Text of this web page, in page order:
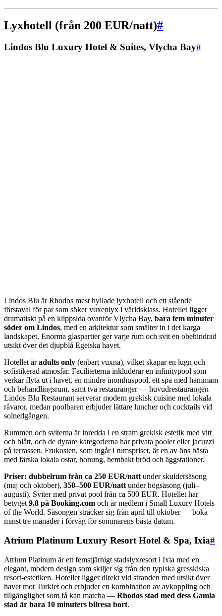
Lyxhotell (från 200 EUR/natt)#
Lindos Blu Luxury Hotel & Suites, Vlycha Bay#
Lindos Blu är Rhodos mest hyllade lyxhotell och ett stående
förstaval för par som söker vuxenlyx i världsklass. Hotellet ligger
dramatiskt på en klippsida ovanför Vlycha Bay, bara fem minuter
söder om Lindos, med en arkitektur som smälter in i det karga
landskapet. Enorma glaspartier ger varje rum och svit en obehindrad
utsikt över det djupblå Egeiska havet.
Hotellet äradults only (enbart vuxna), vilket skapar en lugn och
sofistikerad atmosfär. Faciliteterna inkluderar en infinitypool som
verkar flyta ut i havet, en mindre inomhuspool, ett spa med hammam
och behandlingsrum, samt två restauranger — huvudrestaurangen
Lindos Blu Restaurant serverar modern grekisk cuisine med lokala
råvaror, medan poolbaren erbjuder lättare luncher och cocktails vid
solnedgången.
Rummen och sviterna är inredda i en stram grekisk estetik med vitt
och blått, och de dyrare kategorierna har privata pooler eller jacuzzi
på terrassen. Frukosten, som ingår i rumspriset, är en av öns bästa
med färska lokala ostar, honung, hembakt bröd och äggstationer.
Priser: dubbelrum från ca 250 EUR/natt under skuldersäsong
(maj och oktober), 350–500 EUR/natt under högsäsong (juli–
augusti). Sviter med privat pool från ca 500 EUR. Hotellet har
betyget 9,8 på Booking.com och är medlem i Small Luxury Hotels
of the World. Säsongen sträcker sig från april till oktober — boka
minst tre månader i förväg för sommarens bästa datum.
Atrium Platinum Luxury Resort Hotel & Spa, Ixia#
Atrium Platinum är ett femstjärnigt stadslyxresort i Ixia med en
elegant, modern design som skiljer sig från den typiska gresskiska
resort-estetiken. Hotellet ligger direkt vid stranden med utsikt över
havet mot Turkiet och erbjuder en kombination av avkoppling och
tillgänglighet som få kan matcha — Rhodos stad med dess Gamla
stad är bara 10 minuters bilresa bort.